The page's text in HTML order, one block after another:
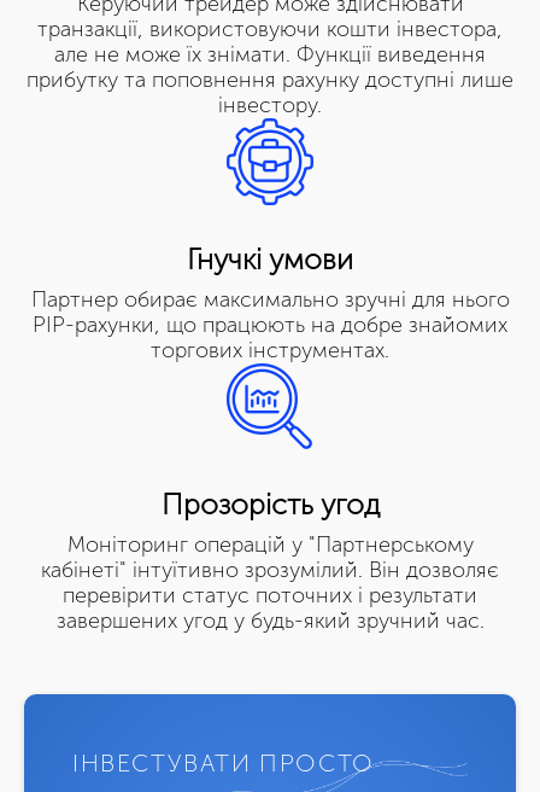
транзакції, використовуючи кошти інвестора,
але не може їх знімати. Функції виведення
прибутку та поповнення рахунку доступні лише
інвестору.
Гнучкі умови
Партнер обирає максимально зручні для нього
PIP-рахунки, що працюють на добре знайомих
торгових інструментах.
Прозорість угод
Моніторинг операцій у "Партнерському
кабінеті" інтуїтивно зрозумілий. Він дозволяє
перевірити статус поточних і результати
завершених угод у будь-який зручний час.
ІНВЕСТУВАТИ ПРОСТО